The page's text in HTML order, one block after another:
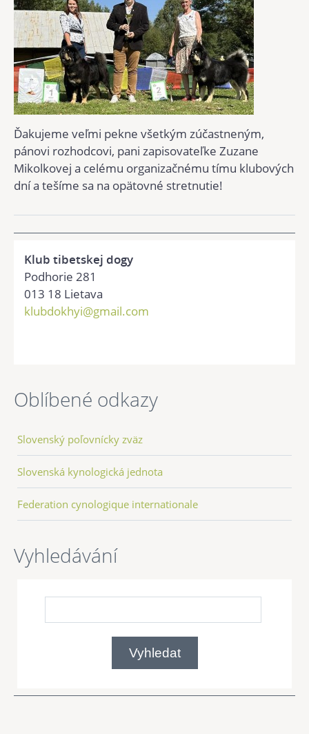
Ďakujeme veľmi pekne všetkým zúčastneným,
pánovi rozhodcovi, pani zapisovateľke Zuzane
Mikolkovej a celému organizačnému tímu klubových
dní a tešíme sa na opätovné stretnutie!
Klub tibetskej dogy
Podhorie 281
013 18 Lietava
klubdokhyi@gmail.com
Oblíbené odkazy
Slovenský poľovnícky zväz
Slovenská kynologická jednota
Federation cynologique internationale
Vyhledávání